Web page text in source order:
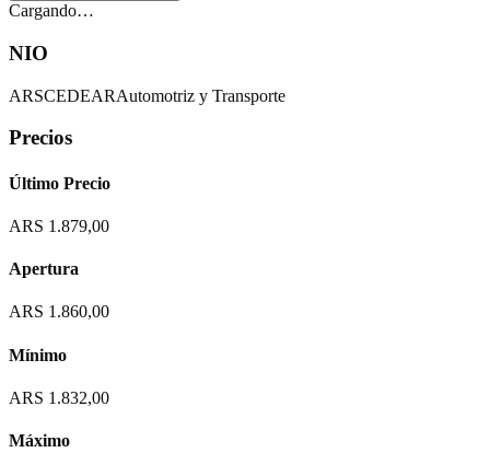
Cargando…
NIO
ARSCEDEARAutomotriz y Transporte
Precios
Último Precio
ARS 1.879,00
Apertura
ARS 1.860,00
Mínimo
ARS 1.832,00
Máximo